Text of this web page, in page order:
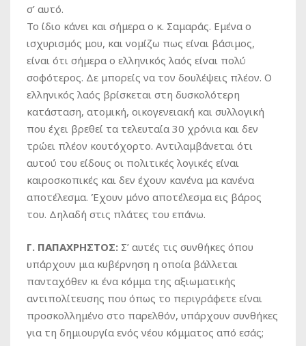
σ’ αυτό.
Το ίδιο κάνει και σήμερα ο κ. Σαμαράς. Εμένα ο
ισχυρισμός μου, και νομίζω πως είναι βάσιμος,
είναι ότι σήμερα ο ελληνικός λαός είναι πολύ
σοφότερος. Δε μπορείς να τον δουλέψεις πλέον. Ο
ελληνικός λαός βρίσκεται στη δυσκολότερη
κατάσταση, ατομική, οικογενειακή και συλλογική
που έχει βρεθεί τα τελευταία 30 χρόνια και δεν
τρώει πλέον κουτόχορτο. Αντιλαμβάνεται ότι
αυτού του είδους οι πολιτικές λογικές είναι
καιροσκοπικές και δεν έχουν κανένα μα κανένα
αποτέλεσμα. Έχουν μόνο αποτέλεσμα εις βάρος
του. Δηλαδή στις πλάτες του επάνω.
Γ. ΠΑΠΑΧΡΗΣΤΟΣ: Σ’ αυτές τις συνθήκες όπου
υπάρχουν μια κυβέρνηση η οποία βάλλεται
πανταχόθεν κι ένα κόμμα της αξιωματικής
αντιπολίτευσης που όπως το περιγράφετε είναι
προσκολλημένο στο παρελθόν, υπάρχουν συνθήκες
για τη δημιουργία ενός νέου κόμματος από εσάς;